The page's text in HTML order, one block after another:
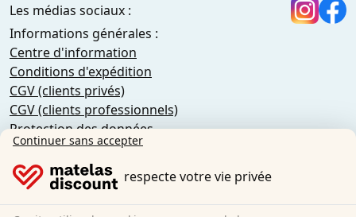
Les médias sociaux :
Informations générales :
Centre d'information
Conditions d'expédition
CGV (clients privés)
CGV (clients professionnels)
Protection des données
Cookies
Information sur le droit de rétractation
Mentions légales
Résilier le contrat
Continuer sans accepter
respecte votre vie privée